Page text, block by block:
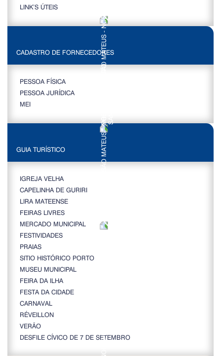
LINK’S ÚTEIS
CADASTRO DE FORNECEDORES
PESSOA FÍSICA
PESSOA JURÍDICA
MEI
GUIA TURÍSTICO
IGREJA VELHA
CAPELINHA DE GURIRI
LIRA MATEENSE
FEIRAS LIVRES
MERCADO MUNICIPAL
FESTIVIDADES
PRAIAS
SITIO HISTÓRICO PORTO
MUSEU MUNICIPAL
FEIRA DA ILHA
FESTA DA CIDADE
CARNAVAL
RÉVEILLON
VERÃO
DESFILE CÍVICO DE 7 DE SETEMBRO